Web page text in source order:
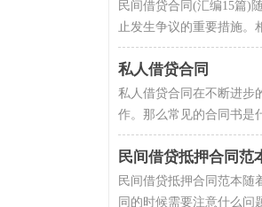
民间借贷合同(汇编15篇)
止发生争议的重要措施。
私人借贷合同
私人借贷合同在不断进步
作。那么常见的合同书是
民间借贷抵押合同范
民间借贷抵押合同范本随
同的时候需要注意什么问